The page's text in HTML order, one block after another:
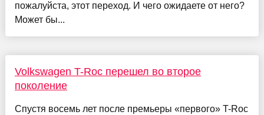
пожалуйста, этот переход. И чего ожидаете от него?
Может бы...
Volkswagen T-Roc перешел во второе
поколение
Спустя восемь лет после премьеры «первого» T-Roc